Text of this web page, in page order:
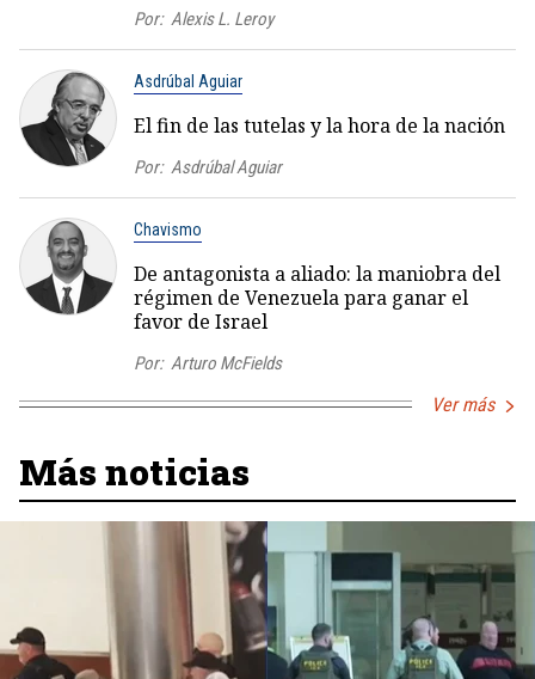
Por: Alexis L. Leroy
Asdrúbal Aguiar
El fin de las tutelas y la hora de la nación
Por: Asdrúbal Aguiar
Chavismo
De antagonista a aliado: la maniobra del
régimen de Venezuela para ganar el
favor de Israel
Por: Arturo McFields
Ver más
Más noticias